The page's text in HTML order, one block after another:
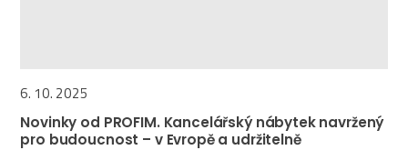
6. 10. 2025
Novinky od PROFIM. Kancelářský nábytek navržený
pro budoucnost – v Evropě a udržitelně